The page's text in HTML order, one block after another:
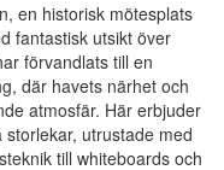
en historisk mötesplats
fantastisk utsikt över
förvandlats till en
där havets närhet och
atmosfär. Här erbjuder
utrustade med
till whiteboards och